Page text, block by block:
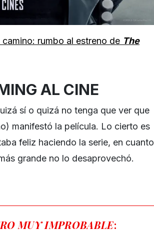
camino: rumbo al estreno de The
AL CINE
sí o quizá no tenga que ver que
manifestó la película. Lo cierto es
feliz haciendo la serie, en cuanto
grande no lo desaprovechó.
MUY IMPROBABLE: